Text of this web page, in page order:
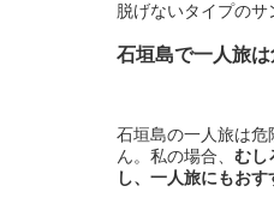
脱げないタイプのサ
石垣島で一人旅は
石垣島の一人旅は
ん。私の場合、 むし
し、一人旅にもおす